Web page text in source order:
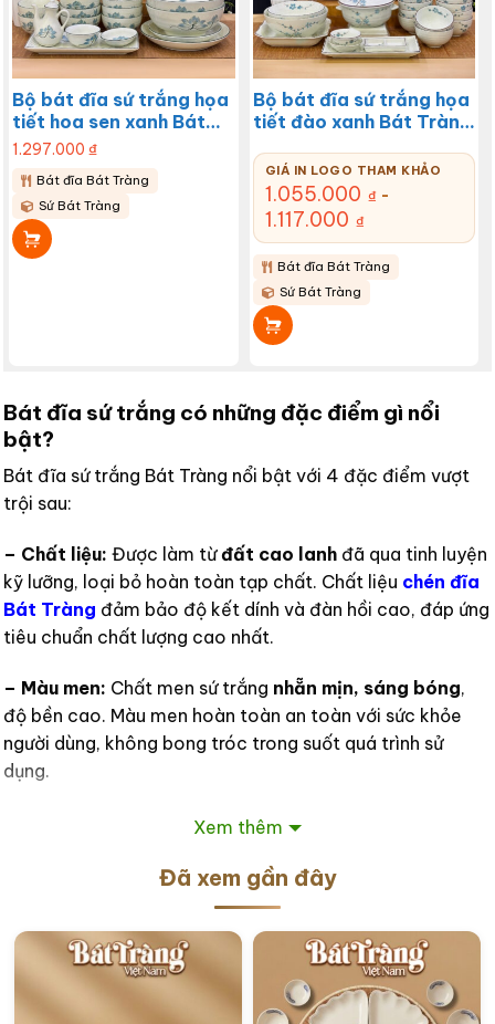
Bộ bát đĩa sứ trắng họa
tiết hoa sen xanh Bát
Tràng BĐ-05
1.297.000 ₫
Bát đĩa Bát Tràng
Sứ Bát Tràng
Bộ bát đĩa sứ trắng họa
tiết đào xanh Bát Tràng
GIÁ IN LOGO THAM KHẢO
1.055.000 ₫ -
1.117.000 ₫
Bát đĩa Bát Tràng
Sứ Bát Tràng
Bát đĩa sứ trắng có những đặc điểm gì nổi
bật?
Bát đĩa sứ trắng Bát Tràng nổi bật với 4 đặc điểm vượt
trội sau:
– Chất liệu: Được làm từđất cao lanh đã qua tinh luyện
kỹ lưỡng, loại bỏ hoàn toàn tạp chất. Chất liệu chén đĩa
Bát Tràng đảm bảo độ kết dính và đàn hồi cao, đáp ứng
tiêu chuẩn chất lượng cao nhất.
– Màu men: Chất men sứ trắng nhẵn mịn, sáng bóng,
độ bền cao. Màu men hoàn toàn an toàn với sức khỏe
người dùng, không bong tróc trong suốt quá trình sử
dụng.
Đa dạng mẫu mãtô, bát cơm, đĩa,
dáng sao, dáng chiếc lá, dáng
tô chiết yêu, tô sâu, tô nông
– Kích thước: Từng món bát, đĩa đều có nhiều kích
thước lớn, bé khác nhau để lựa chọn. Chẳng hạn nhưtô
canh (phi 10cm, 16cm, 18cm, 20cm),đĩa (phi 16cm,
Xem thêm
Đã xem gần đây